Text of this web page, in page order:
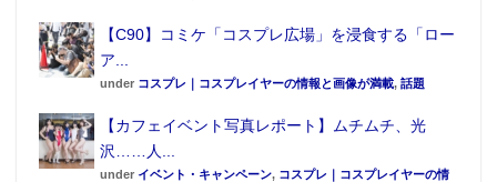
【C90】コミケ「コスプレ広場」を浸食する「ロー
ア...
under コスプレ｜コスプレイヤーの情報と画像が満載, 話題
【カフェイベント写真レポート】ムチムチ、光
沢……人...
under イベント・キャンペーン, コスプレ｜コスプレイヤーの情